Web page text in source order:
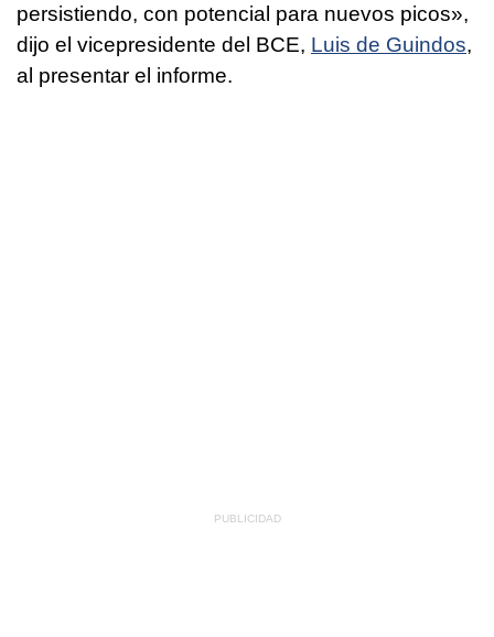
persistiendo, con potencial para nuevos picos»,
dijo el vicepresidente del BCE, Luis de Guindos,
al presentar el informe.